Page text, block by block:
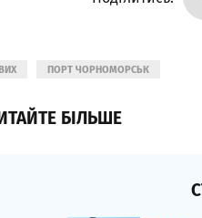
ПОРТ ЧОРНОМОРСЬК
БІЛЬШЕ